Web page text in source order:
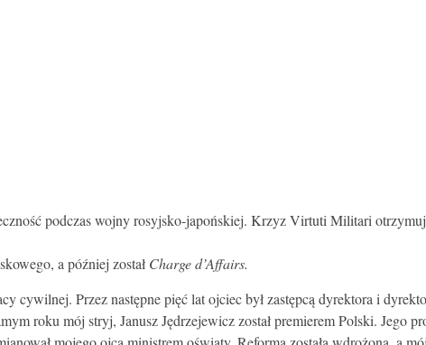
podczas wojny rosyjsko-japońskiej. Krzyz Virtuti Militari
a później został Charge d’Affairs.
cywilnej. Przez następne pięć lat ojciec był zastępcą dyrektora i
roku mój stryj, Janusz Jędrzejewicz został premierem Polski. Jego